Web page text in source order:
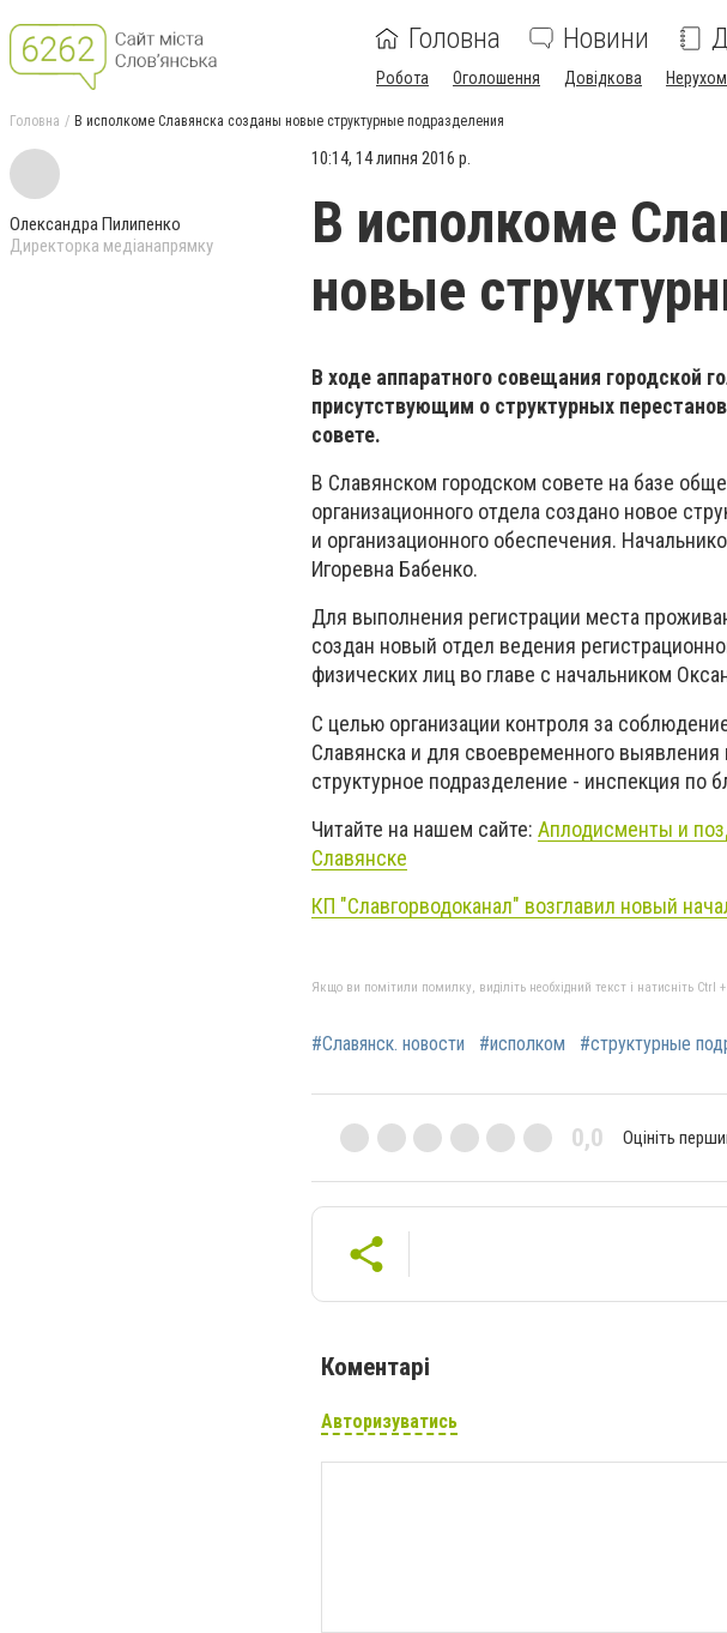
Головна Новини
Робота Оголошення Довідкова
Головна В исполкоме Славянска созданы новые структурные подразделения
Олександра Пилипенко
Директорка медіанапрямку
10:14, 14 липня 2016 р.
В исполкоме
новые
В ходе аппаратного совещания городской
присутствующим о структурных
совете.
В Славянском городском совете на базе
организационного отдела создано новое
и организационного обеспечения.
Игоревна Бабенко.
Для выполнения регистрации места
создан новый отдел ведения
физических лиц во главе с начальником
С целью организации контроля за
Славянска и для своевременного
структурное подразделение - инспекция по
Читайте на нашем сайте: Аплодисменты и
Славянске
КП "Славгорводоканал" возглавил новый
Якщо ви помітили помилку, виділіть необхідний текст і натисніть Ctrl
#Славянск. новости #исполком #структурные
0,0 Оцініть
Коментарі
Авторизуватись